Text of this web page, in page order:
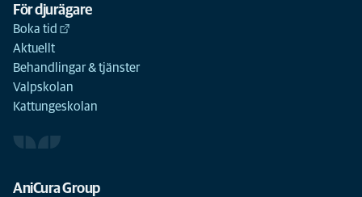
För djurägare
Boka tid
Aktuellt
Behandlingar & tjänster
Valpskolan
Kattungeskolan
AniCura Group